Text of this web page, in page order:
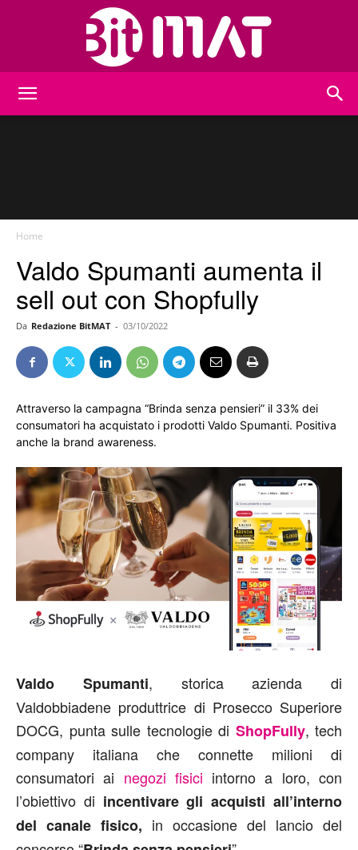
Home
Valdo Spumanti aumenta il
sell out con Shopfully
Da Redazione BitMAT - 03/10/2022
Attraverso la campagna “Brinda senza pensieri” il 33% dei
consumatori ha acquistato i prodotti Valdo Spumanti. Positiva
anche la brand awareness.
Valdo Spumanti, storica azienda di
Valdobbiadene produttrice di Prosecco Superiore
DOCG, punta sulle tecnologie di ShopFully, tech
company italiana che connette milioni di
consumatori ai negozi fisici intorno a loro, con
l’obiettivo di incentivare gli acquisti all’interno
del canale fisico, in occasione del lancio del